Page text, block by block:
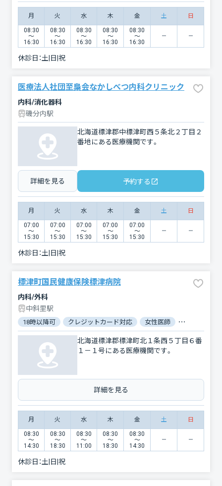
月 火 水 木 金 土 日
08:30
〜
16:30
08:30
〜
16:30
08:30
〜
16:30
08:30
〜
16:30
08:30
〜
16:30
休診日：土|日|祝
医療法人社団至梟会なかしべつ内科クリニック
内科/消化器科
磯分内駅
北海道標津郡中標津町西５条北２丁目２
番地にある医療機関です。
詳細を見る 予約する
月 火 水 木 金 土 日
07:00
〜
15:30
07:00
〜
15:30
07:00
〜
15:30
07:00
〜
15:30
07:00
〜
15:30
休診日：土|日|祝
標津町国民健康保険標津病院
内科/外科
中斜里駅
18時以降可 クレジットカード対応 女性医師 駐車場あり
北海道標津郡標津町北１条西５丁目６番
１－１号にある医療機関です。
詳細を見る
月 火 水 木 金 土 日
08:30
〜
14:30
08:30
〜
18:30
08:30
〜
11:00
08:30
〜
18:30
08:30
〜
14:30
休診日：土|日|祝